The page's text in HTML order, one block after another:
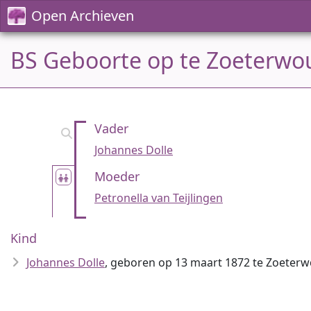
Open Archieven
BS Geboorte op te
Vader
Johannes Dolle
Moeder
Petronella van Teijlingen
Kind
Johannes Dolle, geboren op 13 maart 1872 te